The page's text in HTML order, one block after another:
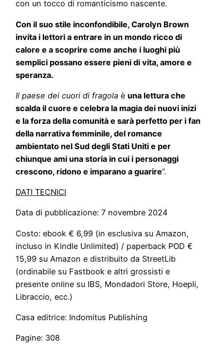
con un tocco di romanticismo nascente.
Con il suo stile inconfondibile, Carolyn Brown
invita i lettori a entrare in un mondo ricco di
calore e a scoprire come anche i luoghi più
semplici possano essere pieni di vita, amore e
speranza.
Il paese dei cuori di fragola è una lettura che
scalda il cuore e celebra la magia dei nuovi inizi
e la forza della comunità e sarà perfetto per i fan
della narrativa femminile, del romance
ambientato nel Sud degli Stati Uniti e per
chiunque ami una storia in cui i personaggi
crescono, ridono e imparano a guarire”.
DATI TECNICI
Data di pubblicazione: 7 novembre 2024
Costo: ebook € 6,99 (in esclusiva su Amazon,
incluso in Kindle Unlimited) / paperback POD €
15,99 su Amazon e distribuito da StreetLib
(ordinabile su Fastbook e altri grossisti e
presente online su IBS, Mondadori Store, Hoepli,
Libraccio, ecc.)
Casa editrice: Indomitus Publishing
Pagine: 308